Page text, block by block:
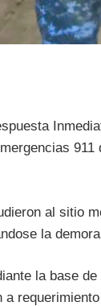
al sitio
la
la base